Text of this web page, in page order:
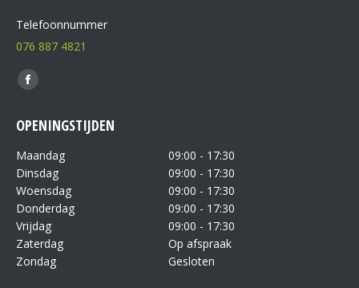
Telefoonnummer
076 887 4821
Vind ons op:
OPENINGSTIJDEN
Maandag
09:00 - 17:30
Dinsdag
09:00 - 17:30
Woensdag
09:00 - 17:30
Donderdag
09:00 - 17:30
Vrijdag
09:00 - 17:30
Zaterdag
Op afspraak
Zondag
Gesloten